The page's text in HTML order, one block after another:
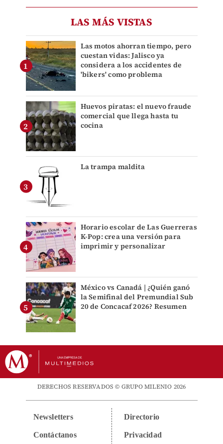
LAS MÁS VISTAS
Las motos ahorran tiempo, pero
cuestan vidas: Jalisco ya
considera a los accidentes de
'bikers' como problema
Huevos piratas: el nuevo fraude
comercial que llega hasta tu
cocina
La trampa maldita
Horario escolar de Las Guerreras
K-Pop: crea una versión para
imprimir y personalizar
México vs Canadá | ¿Quién ganó
la Semifinal del Premundial Sub
20 de Concacaf 2026? Resumen
DERECHOS RESERVADOS © GRUPO MILENIO 2026
Newsletters
Contáctanos
Directorio
Privacidad